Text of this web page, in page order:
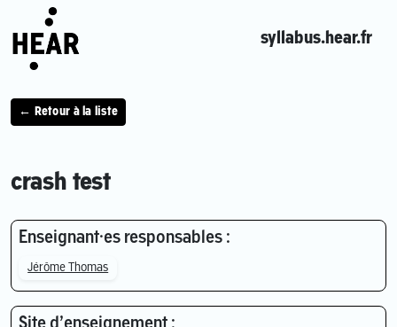
syllabus.hear.fr
← Retour à la liste
crash test
Enseignant·es responsables :
Jérôme Thomas